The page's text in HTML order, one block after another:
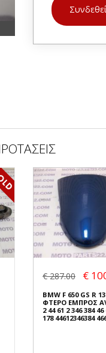
€ 287.00 €
BMW F 650 GS R
ΦΤΕΡΟ ΕΜΠΡΟΣ
2 44 61 2 346 384 46
178 44612346384